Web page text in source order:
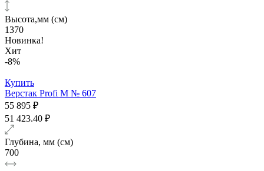
Высота,мм (см)
1370
Новинка!
Хит
-8%
Купить
Верстак Profi M № 607
55 895 ₽
51 423.40 ₽
Глубина, мм (см)
700